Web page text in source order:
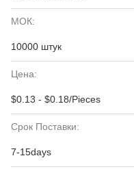
МОК:
10000 штук
Цена:
$0.13 - $0.18/Pieces
Срок Поставки:
7-15days